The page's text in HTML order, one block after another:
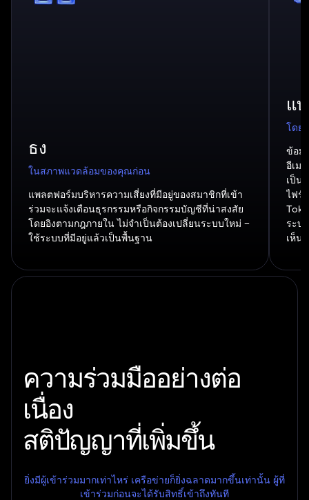
ธง
ในสภาพแวดล้อมของคุณก่อน
แพลตฟอร์มบริหารความเสี่ยงที่มีอยู่ของสมาชิกที่เข้า
ร่วมจะแจ้งเตือนธุรกรรมหรือกิจกรรมบัญชีที่น่าสงสัย
โดยอิงตามกฎภายใน ไม่จำเป็นต้องเปลี่ยนระบบใหม่ –
ใช้ระบบที่มีอยู่แล้วเป็นพื้นฐาน
แ
โดย
ข้อมู
อีเม
เป็น
ไฟร์
ระบ
เห็น
ความร่วมมืออย่างต่อ
เนื่อง
สติปัญญาที่เพิ่มขึ้น
ยิ่งมีผู้เข้าร่วมมากเท่าไหร่ เครือข่ายก็ยิ่งฉลาดมากขึ้นเท่านั้น ผู้ที่
เข้าร่วมก่อนจะได้รับสิทธิ์เข้าถึงทันที